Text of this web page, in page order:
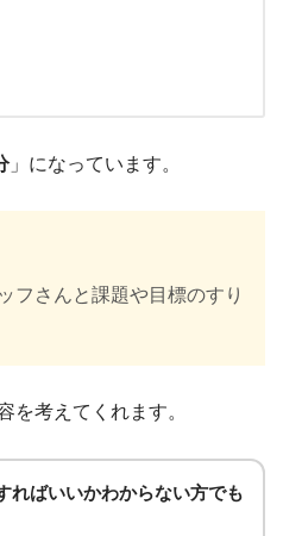
」になっています。
フさんと課題や目標のすり
を考えてくれます。
ればいいかわからない方でも